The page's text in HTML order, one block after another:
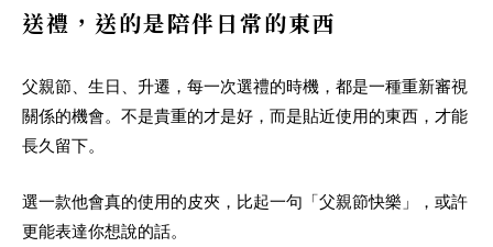
送禮，送的是陪伴日常的東西
父親節、生日、升遷，每一次選禮的時機，都是一種重新審視
關係的機會。不是貴重的才是好，而是貼近使用的東西，才能
長久留下。
選一款他會真的使用的皮夾，比起一句「父親節快樂」，或許
更能表達你想說的話。